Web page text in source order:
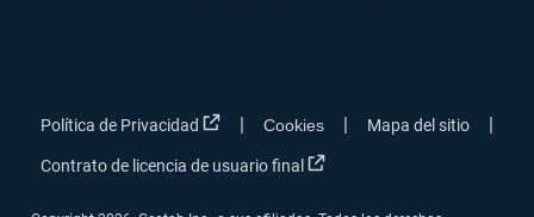
Política de Privacidad Abrir en una nueva ventana
| Cookies | Mapa del sitio |
Contrato de licencia de usuario final Abrir en una nueva ventana